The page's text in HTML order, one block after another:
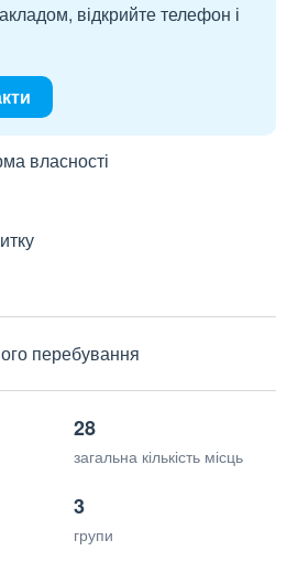
відкрийте телефон і
власності
перебування
28
загальна кількість місць
3
групи